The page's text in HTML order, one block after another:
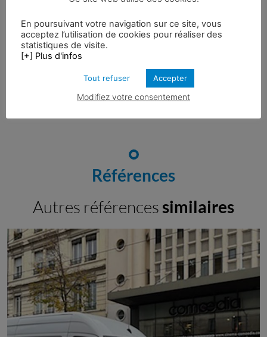
Partager l'actu
Références
Autres références similaires
En poursuivant votre navigation sur ce site, vous
acceptez l’utilisation de cookies pour réaliser des
statistiques de visite.
[+] Plus d'infos
Tout refuser Accepter
Modifiez votre consentement